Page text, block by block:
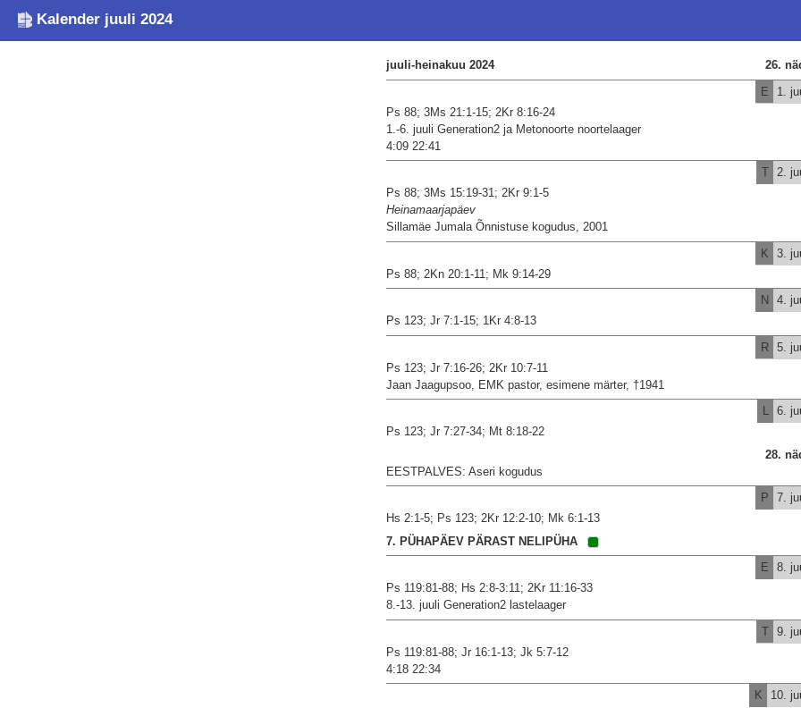
Kalender juuli 2024
26.
juuli-heinakuu 2024
E
1.
Ps 88; 3Ms 21:1-15; 2Kr 8:16-24
1.-6. juuli Generation2 ja Metonoorte noortelaager
4:09 22:41
T
2.
Ps 88; 3Ms 15:19-31; 2Kr 9:1-5
Heinamaarjapäev
Sillamäe Jumala Õnnistuse kogudus, 2001
K
3.
Ps 88; 2Kn 20:1-11; Mk 9:14-29
N
4.
Ps 123; Jr 7:1-15; 1Kr 4:8-13
R
5.
Ps 123; Jr 7:16-26; 2Kr 10:7-11
Jaan Jaagupsoo, EMK pastor, esimene märter, †1941
L
6.
Ps 123; Jr 7:27-34; Mt 8:18-22
28.
EESTPALVES: Aseri kogudus
P
7.
Hs 2:1-5; Ps 123; 2Kr 12:2-10; Mk 6:1-13
7. PÜHAPÄEV PÄRAST NELIPÜHA
E
8.
Ps 119:81-88; Hs 2:8-3:11; 2Kr 11:16-33
8.-13. juuli Generation2 lastelaager
T
9.
Ps 119:81-88; Jr 16:1-13; Jk 5:7-12
4:18 22:34
K
10.